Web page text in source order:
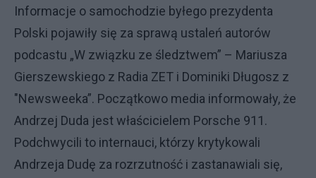
Informacje o samochodzie byłego prezydenta
Polski pojawiły się za sprawą ustaleń autorów
podcastu „W związku ze śledztwem” – Mariusza
Gierszewskiego z Radia ZET i Dominiki Długosz z
"Newsweeka”. Początkowo media informowały, że
Andrzej Duda jest właścicielem Porsche 911.
Podchwycili to internauci, którzy krytykowali
Andrzeja Dudę za rozrzutność i zastanawiali się,